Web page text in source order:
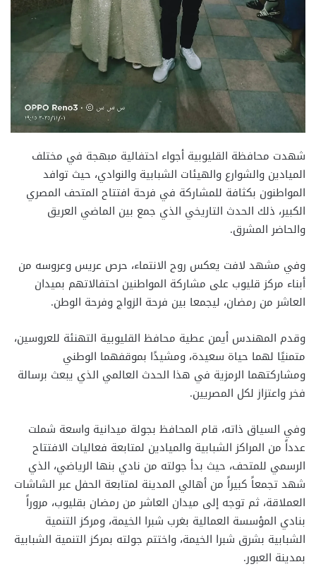
شهدت محافظة القليوبية أجواء احتفالية مبهجة في مختلف
الميادين والشوارع والهيئات الشبابية والنوادي، حيث توافد
المواطنون بكثافة للمشاركة في فرحة افتتاح المتحف المصري
الكبير، ذلك الحدث التاريخي الذي جمع بين الماضي العريق
والحاضر المشرق.
وفي مشهد لافت يعكس روح الانتماء، حرص عريس وعروسه من
أبناء مركز قليوب على مشاركة المواطنين احتفالاتهم بميدان
العاشر من رمضان، ليجمعا بين فرحة الزواج وفرحة الوطن.
وقدم المهندس أيمن عطية محافظ القليوبية التهنئة للعروسين،
متمنيًا لهما حياة سعيدة، ومشيدًا بموقفهما الوطني
ومشاركتهما الرمزية في هذا الحدث العالمي الذي يبعث برسالة
فخر واعتزاز لكل المصريين.
وفي السياق ذاته، قام المحافظ بجولة ميدانية واسعة شملت
عدداً من المراكز الشبابية والميادين لمتابعة فعاليات الافتتاح
الرسمي للمتحف، حيث بدأ جولته من نادي بنها الرياضي، الذي
شهد تجمعاً كبيراً من أهالي المدينة لمتابعة الحفل عبر الشاشات
العملاقة، ثم توجه إلى ميدان العاشر من رمضان بقليوب، مروراً
بنادي المؤسسة العمالية بغرب شبرا الخيمة، ومركز التنمية
الشبابية بشرق شبرا الخيمة، واختتم جولته بمركز التنمية الشبابية
بمدينة العبور.